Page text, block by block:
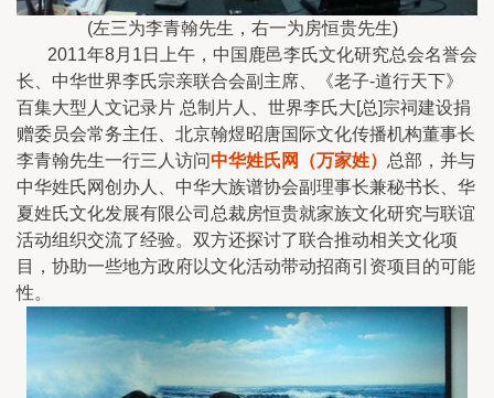
(左三为李青翰先生，右一为房恒贵先生)
2011年8月1日上午，中国鹿邑李氏文化研究总会名誉会
长、中华世界李氏宗亲联合会副主席、《老子-道行天下》
百集大型人文记录片 总制片人、世界李氏大[总]宗祠建设捐
赠委员会常务主任、北京翰煜昭唐国际文化传播机构董事长
李青翰先生一行三人访问中华姓氏网（万家姓） 总部，并与
中华姓氏网创办人、中华大族谱协会副理事长兼秘书长、华
夏姓氏文化发展有限公司总裁房恒贵就家族文化研究与联谊
活动组织交流了经验。双方还探讨了联合推动相关文化项
目，协助一些地方政府以文化活动带动招商引资项目的可能
性。